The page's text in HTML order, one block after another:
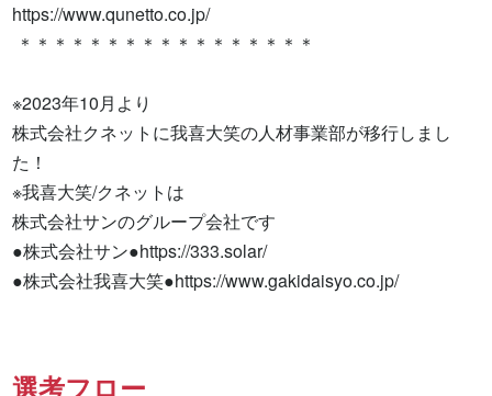
https://www.qunetto.co.jp/
※2023年10月より
株式会社クネットに我喜大笑の人材事業部が移行しまし
た！
※我喜大笑/クネットは
株式会社サンのグループ会社です
●株式会社サン●https://333.solar/
●株式会社我喜大笑●https://www.gakidaisyo.co.jp/
選考フロー